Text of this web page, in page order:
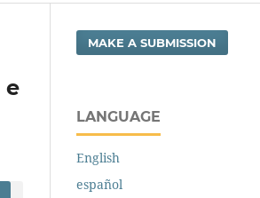
e
MAKE A SUBMISSION
LANGUAGE
English
español